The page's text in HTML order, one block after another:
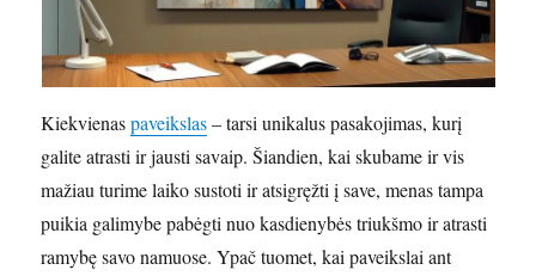
Kiekvienaspaveikslas– tarsi unikalus pasakojimas, kurį
galite atrasti ir jausti savaip. Šiandien, kai skubame ir vis
mažiau turime laiko sustoti ir atsigręžti į save, menas tampa
puikia galimybe pabėgti nuo kasdienybės triukšmo ir atrasti
ramybę savo namuose. Ypač tuomet, kai paveikslai ant